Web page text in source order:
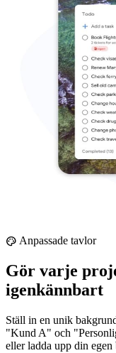
palette Anpassade tavlor
Gör varje
igenkännbart
Ställ in en unik
"Kund A" och
eller ladda upp din egen